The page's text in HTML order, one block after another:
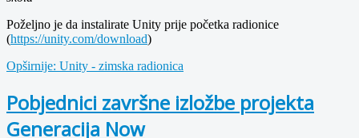
Poželjno je da instalirate Unity prije početka radionice
(https://unity.com/download)
Opširnije: Unity - zimska radionica
Pobjednici završne izložbe projekta
Generacija Now